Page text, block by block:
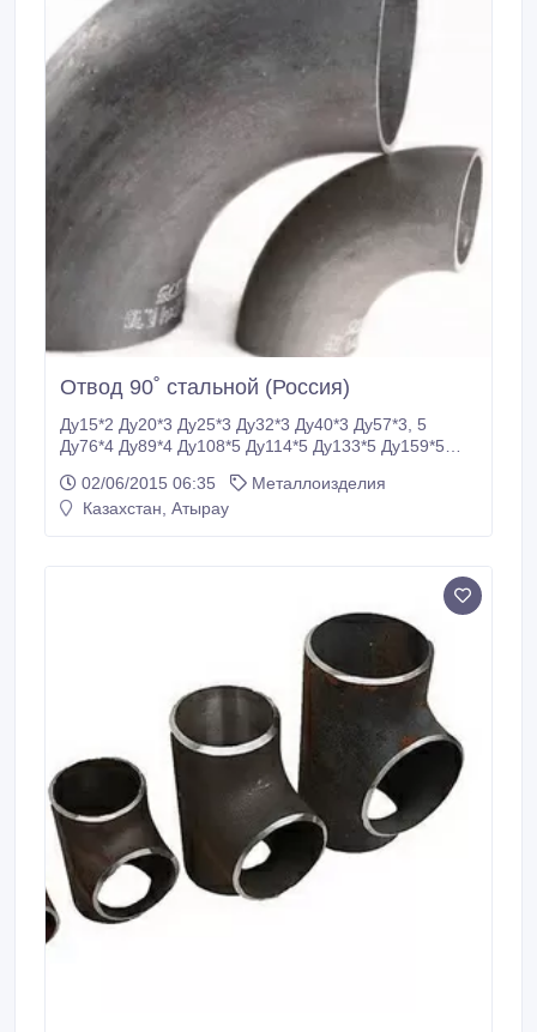
Отвод 90˚ стальной (Россия)
Ду15*2 Ду20*3 Ду25*3 Ду32*3 Ду40*3 Ду57*3, 5
Ду76*4 Ду89*4 Ду108*5 Ду114*5 Ду133*5 Ду159*5
Ду530*10 Ду630*10.
02/06/2015 06:35
Металлоизделия
Казахстан, Атырау